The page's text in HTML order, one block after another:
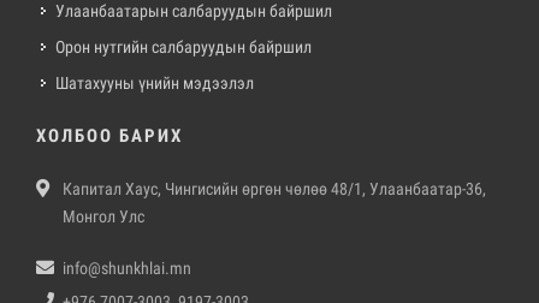
Улаанбаатарын салбаруудын байршил
Орон нутгийн салбаруудын байршил
Шатахууны үнийн мэдээлэл
ХОЛБОО БАРИХ
Капитал Хаус, Чингисийн өргөн чөлөө 48/1, Улаанбаатар-36,
Монгол Улс
info@shunkhlai.mn